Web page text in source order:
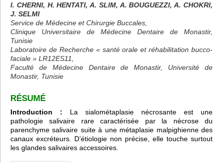
I. CHERNI, H. HENTATI, A. SLIM, A. BOUGUEZZI, A. CHOKRI,
J. SELMI
Service de Médecine et Chirurgie Buccales,
Clinique Universitaire de Médecine Dentaire de Monastir,
Tunisie
Laboratoire de Recherche « santé orale et réhabilitation bucco-
faciale » LR12ES11,
Faculté de Médecine Dentaire de Monastir, Université de
Monastir, Tunisie
RÉSUMÉ
Introduction : La sialométaplasie nécrosante est une
pathologie salivaire rare caractérisée par la nécrose du
parenchyme salivaire suite à une métaplasie malpighienne des
canaux excréteurs. D’étiologie non précise, elle touche surtout
les glandes salivaires accessoires.